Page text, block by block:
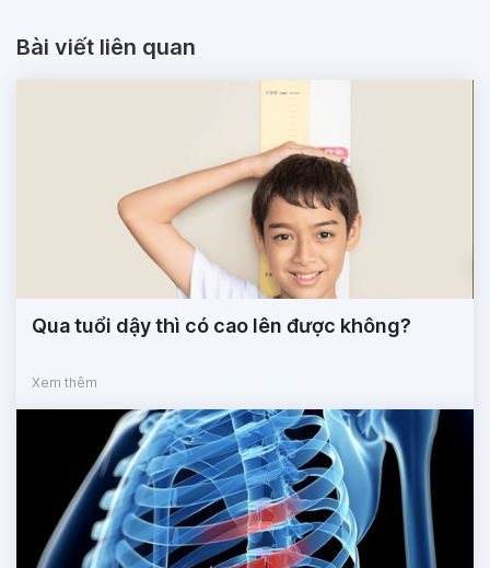
Bài viết liên quan
Qua tuổi dậy thì có cao lên được không?
Xem thêm